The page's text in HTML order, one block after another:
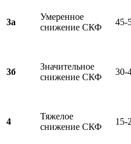
3а
Умеренное
снижение СКФ
45-
3б
Значительное
снижение СКФ
30-
4
Тяжелое
снижение СКФ
15-